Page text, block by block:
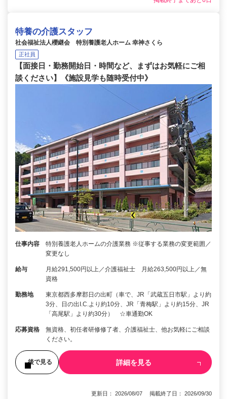
特養の介護スタッフ
社会福祉法人櫻継会 特別養護老人ホーム 幸神さくら
正社員
【面接日・勤務開始日・時間など、まずはお気軽にご相
談ください】《施設見学も随時受付中》
仕事内容
特別養護老人ホームの介護業務 ※従事する業務の変更範囲／
変更なし
給与
月給291,500円以上／介護福祉士 月給263,500円以上／無
資格
勤務地
東京都西多摩郡日の出町（車で、JR「武蔵五日市駅」より約
3分、日の出I.C.より約10分、JR「青梅駅」より約15分、JR
「高尾駅」より約30分） ☆車通勤OK
応募資格
無資格、初任者研修修了者、介護福祉士、他お気軽にご相談
ください。
後で見る 詳細を見る
更新日： 2026/08/07 掲載終了日： 2026/09/30